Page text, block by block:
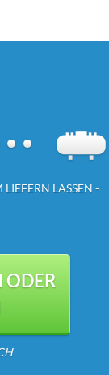
LASSEN -
ODER